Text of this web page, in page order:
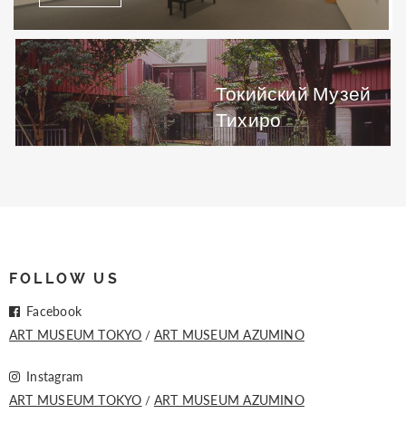
Токийский Музей
Тихиро
FOLLOW US
Facebook
ART MUSEUM TOKYO
ART MUSEUM AZUMINO
Instagram
ART MUSEUM TOKYO
ART MUSEUM AZUMINO